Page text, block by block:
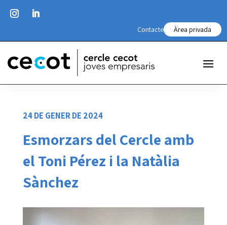
Contacte Àrea privada
24 DE GENER DE 2024
Esmorzars del Cercle amb
el Toni Pérez i la Natàlia
Sànchez